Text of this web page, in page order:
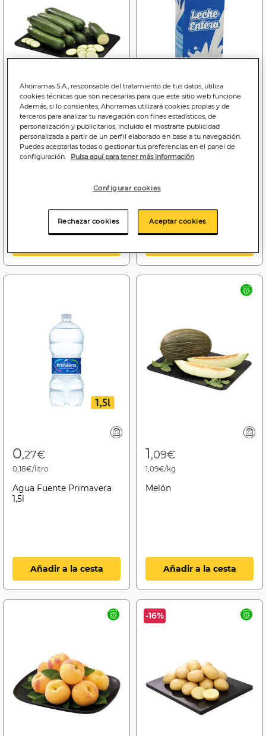
Price reduced from
,59€to
1,39€
1,59€ 1,39€/kg
Calabacín
(06/08/26 - 12/08/26)
0,96€
0,96€/litro
Leche Alipende 1l entera
0,27€
0,18€/litro
Agua Fuente Primavera
1,5l
Añadir a la cesta
1,09€
1,09€/kg
Melón
Añadir a la cesta
-16%
Ahorramas S.A., responsable del tratamiento de tus datos, utiliza
cookies técnicas que son necesarias para que este sitio web funcione.
Además, si lo consientes, Ahorramas utilizará cookies propias y de
terceros para analizar tu navegación con fines estadísticos, de
personalización y publicitarios, incluido el mostrarte publicidad
personalizada a partir de un perfil elaborado en base a tu navegación.
Puedes aceptarlas todas o gestionar tus preferencias en el panel de
configuración.
Pulsa aquí para tener más información
Configurar cookies
Rechazar cookies Aceptar cookies